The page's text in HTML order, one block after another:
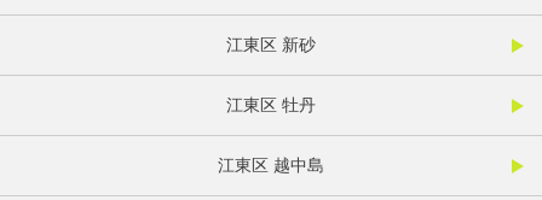
江東区 新砂
江東区 牡丹
江東区 越中島